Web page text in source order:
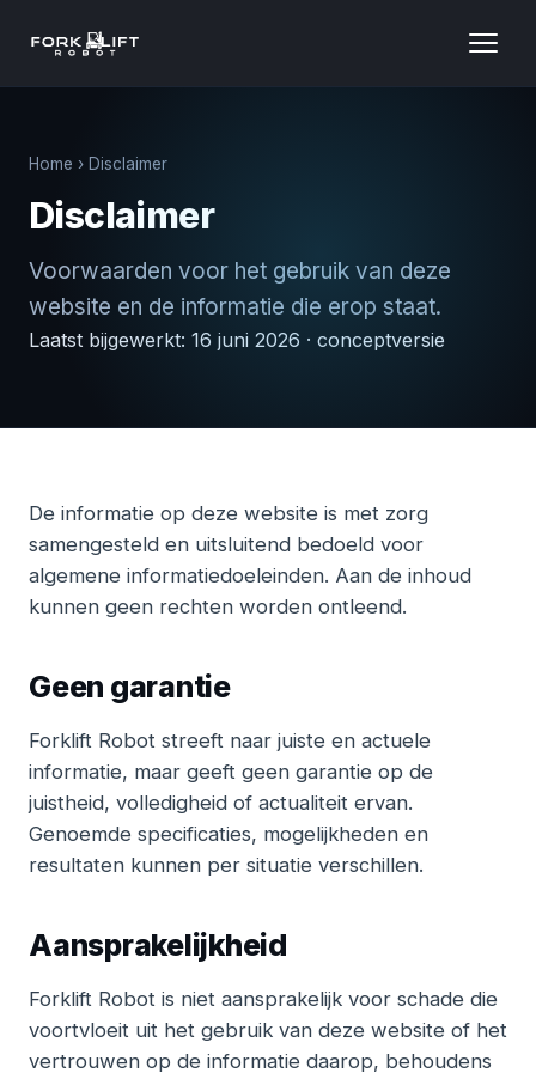
Blog
Dealers
Home › Disclaimer
Disclaimer
Voorwaarden voor het gebruik van deze
website en de informatie die erop staat.
Laatst bijgewerkt: 16 juni 2026 · conceptversie
De informatie op deze website is met zorg
samengesteld en uitsluitend bedoeld voor
algemene informatiedoeleinden. Aan de inhoud
kunnen geen rechten worden ontleend.
Geen garantie
Forklift Robot streeft naar juiste en actuele
informatie, maar geeft geen garantie op de
juistheid, volledigheid of actualiteit ervan.
Genoemde specificaties, mogelijkheden en
resultaten kunnen per situatie verschillen.
Aansprakelijkheid
Forklift Robot is niet aansprakelijk voor schade die
voortvloeit uit het gebruik van deze website of het
vertrouwen op de informatie daarop, behoudens